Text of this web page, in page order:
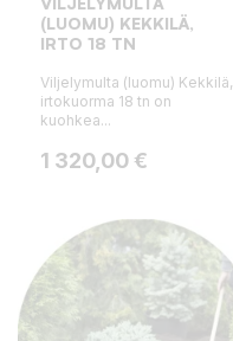
(LUOMU) KEKKILÄ,
IRTO 18 TN
Viljelymulta (luomu) Kekkilä,
irtokuorma 18 tn on
kuohkea...
Hinta
1 320,00 €